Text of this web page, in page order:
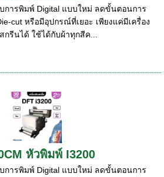
การพิมพ์ Digital แบบใหม่ ลดขั้นตอนการ
cut หรือมีอุปกรณ์ที่เยอะ เพียงแค่มีเครื่อง
รีนได้ ใช้ได้กับผ้าทุกสีค...
หัวพิมพ์ I3200
การพิมพ์ Digital แบบใหม่ ลดขั้นตอนการ